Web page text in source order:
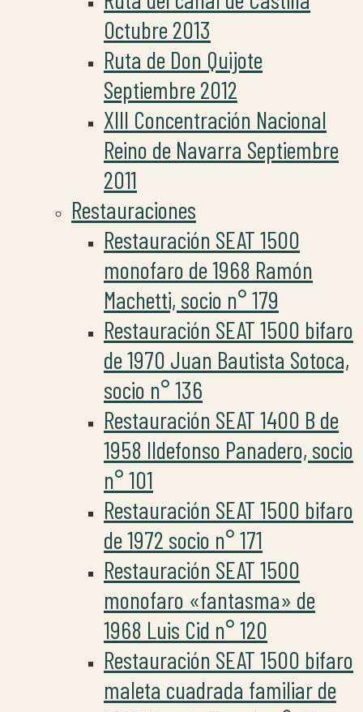
Octubre 2013
Ruta de Don Quijote
Septiembre 2012
XIII Concentración Nacional
Reino de Navarra Septiembre
2011
Restauraciones
Restauración SEAT 1500
monofaro de 1968 Ramón
Machetti, socio n° 179
Restauración SEAT 1500 bifaro
de 1970 Juan Bautista Sotoca,
socio n° 136
Restauración SEAT 1400 B de
1958 Ildefonso Panadero, socio
n° 101
Restauración SEAT 1500 bifaro
de 1972 socio n° 171
Restauración SEAT 1500
monofaro «fantasma» de
1968 Luis Cid n° 120
Restauración SEAT 1500 bifaro
maleta cuadrada familiar de